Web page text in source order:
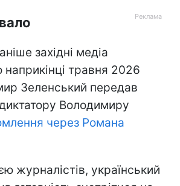
західні медіа
наприкінці травня 2026
Зеленський передав
Володимиру
через Романа
журналістів, український